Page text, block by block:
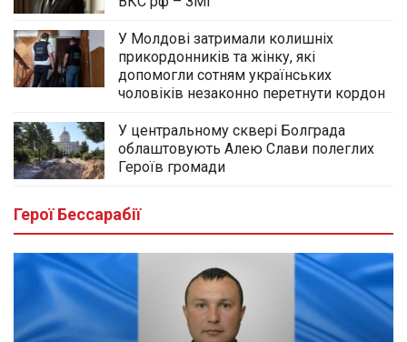
У Молдові затримали колишніх
прикордонників та жінку, які
допомогли сотням українських
чоловіків незаконно перетнути кордон
У центральному сквері Болграда
облаштовують Алею Слави полеглих
Героїв громади
Герої Бессарабії